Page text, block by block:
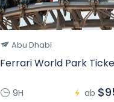
Abu Dhabi
Ferrari World Park
9H ab